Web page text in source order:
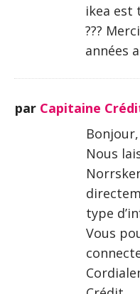
ikea est
???
années
par Capitaine
Bonjour,
Nous
type
Vous